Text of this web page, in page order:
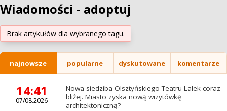
Wiadomości - adoptuj
Brak artykułów dla wybranego tagu.
najnowsze popularne dyskutowane komentarze
14:41
07/08.2026
Nowa siedziba Olsztyńskiego Teatru Lalek coraz
bliżej. Miasto zyska nową wizytówkę
architektoniczną?